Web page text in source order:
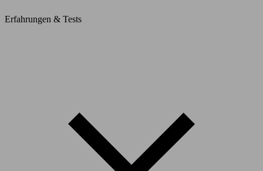
Erfahrungen & Tests